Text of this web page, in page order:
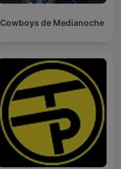
Cowboys de Medianoche